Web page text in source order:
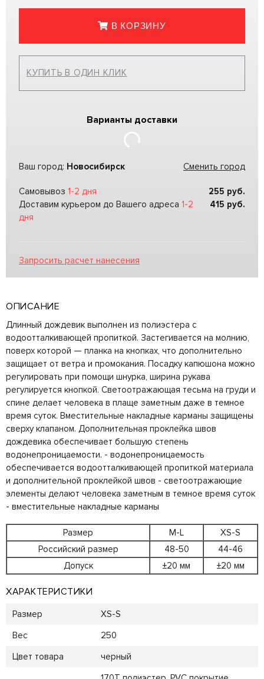
В КОРЗИНУ
КУПИТЬ В ОДИН КЛИК
Варианты доставки
Ваш город: Новосибирск Сменить город
Самовывоз 1-2 дня 255 руб.
Доставим курьером до Вашего адреса 1-2
дня
415 руб.
Запросить расчет нанесения
ОПИСАНИЕ
Длинный дождевик выполнен из полиэстера с
водоотталкивающей пропиткой. Застегивается на молнию,
поверх которой — планка на кнопках, что дополнительно
защищает от ветра и промокания. Посадку капюшона можно
регулировать при помощи шнурка, ширина рукава
регулируется кнопкой. Светоотражающая тесьма на груди и
спине делает человека в плаще заметным даже в темное
время суток. Вместительные накладные карманы защищены
сверху клапаном. Дополнительная проклейка швов
дождевика обеспечивает большую степень
водонепроницаемости. - водонепроницаемость
обеспечивается водоотталкивающей пропиткой материала
и дополнительной проклейкой швов - светоотражающие
элементы делают человека заметным в темное время суток
- вместительные накладные карманы
Размер M-L
XS-S
Российский размер
48-50
44-46
Допуск
±20 мм ±20 мм
ХАРАКТЕРИСТИКИ
Размер
XS-S
Вес
250
Цвет товара
черный